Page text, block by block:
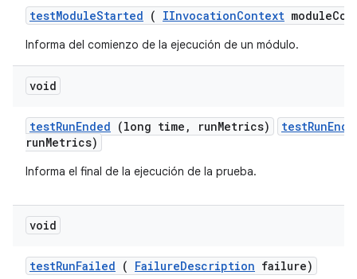
testModuleStarted ( IInvocationContext module
Informa del comienzo de la ejecución de un módulo.
void
testRunEnded (long time , runMetrics)
runMetrics)
Informa el final de la ejecución de la prueba.
void
testRunFailed ( FailureDescription failure)